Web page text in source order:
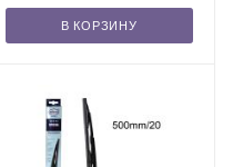
В КОРЗИНУ